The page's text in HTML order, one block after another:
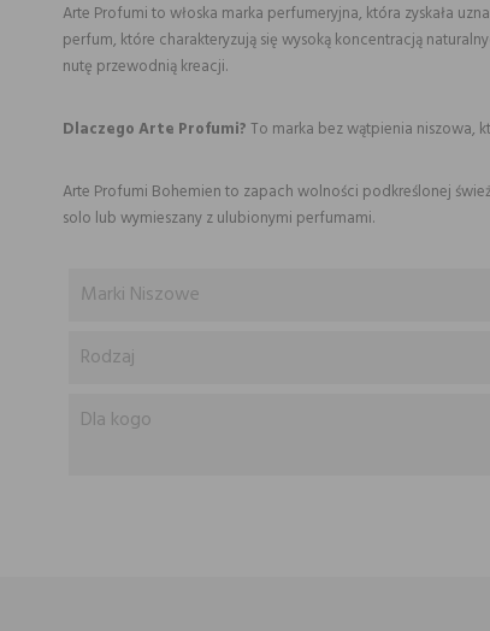
Arte Profumi to włoska marka perfumeryjna, która zyskała
perfum, które charakteryzują się wysoką koncentracją
nutę przewodnią kreacji.
Dlaczego Arte Profumi?To marka bez wątpienia niszowa,
Arte Profumi Bohemien to zapach wolności podkreślonej
solo lub wymieszany z ulubionymi perfumami.
Marki Niszowe
Rodzaj
Dla kogo